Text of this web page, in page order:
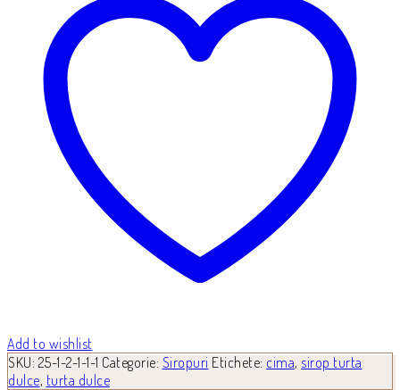
Add to wishlist
SKU: 25-1-2-1-1-1 Categorie: Siropuri Etichete: cima, sirop turta
dulce, turta dulce